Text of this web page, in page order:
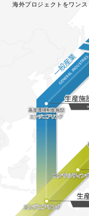
海外プロジェクトをワン